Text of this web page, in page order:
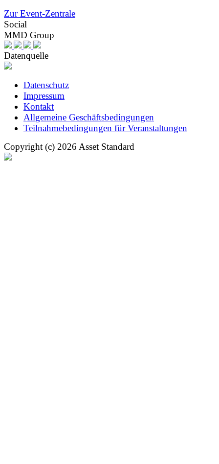
Zur Event-Zentrale
Social
MMD Group
Datenquelle
Datenschutz
Impressum
Kontakt
Allgemeine Geschäftsbedingungen
Teilnahmebedingungen für Veranstaltungen
Copyright (c) 2026 Asset Standard